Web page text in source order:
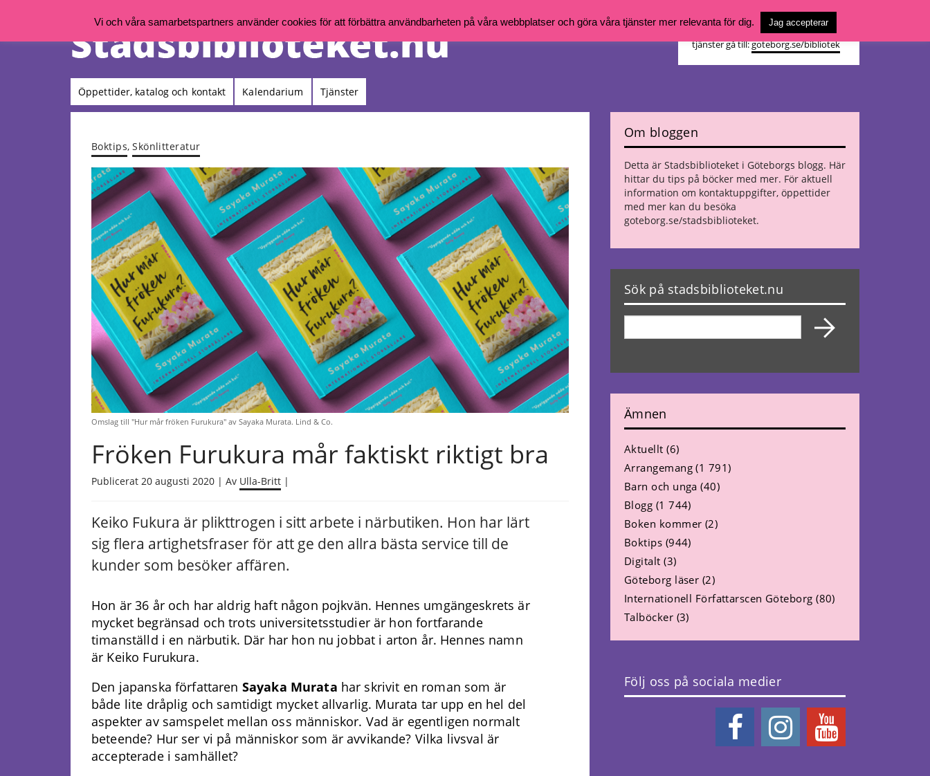
Öppettider, katalog och kontakt Kalendarium Tjänster
Vill du söka böcker, logga in på ditt
bibliotekskonto eller nå övriga
tjänster gå till:goteborg.se/bibliotek
Boktips,Skönlitteratur
Omslag till "Hur mår fröken Furukura" av Sayaka Murata. Lind & Co.
Fröken Furukura mår faktiskt riktigt bra
Publicerat 20 augusti 2020 | Av Ulla-Britt |
Keiko Fukura är plikttrogen i sitt arbete i närbutiken. Hon har lärt
sig flera artighetsfraser för att ge den allra bästa service till de
kunder som besöker affären.
Hon är 36 år och har aldrig haft någon pojkvän. Hennes umgängeskrets är
mycket begränsad och trots universitetsstudier är hon fortfarande
timanställd i en närbutik. Där har hon nu jobbat i arton år. Hennes namn
är Keiko Furukura.
Den japanska författaren Sayaka Murata har skrivit en roman som är
både lite dråplig och samtidigt mycket allvarlig. Murata tar upp en hel del
aspekter av samspelet mellan oss människor. Vad är egentligen normalt
beteende? Hur ser vi på människor som är avvikande? Vilka livsval är
accepterade i samhället?
Om bloggen
Detta är Stadsbiblioteket i Göteborgs blogg. Här
hittar du tips på böcker med mer. För aktuell
information om kontaktuppgifter, öppettider
med mer kan du besöka
goteborg.se/stadsbiblioteket.
Sök på stadsbiblioteket.nu
Ämnen
Aktuellt (6)
Arrangemang(1 791)
Barn och unga (40)
Blogg (1 744)
Boken kommer (2)
Boktips (944)
Digitalt (3)
Göteborg läser (2)
Internationell Författarscen Göteborg (80)
Talböcker (3)
Följ oss på sociala medier
Vi och våra samarbetspartners använder cookies för att förbättra användbarheten på våra webbplatser och göra våra tjänster mer relevanta för dig. Jag accepterar